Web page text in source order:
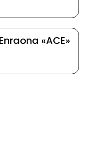
«ACE»